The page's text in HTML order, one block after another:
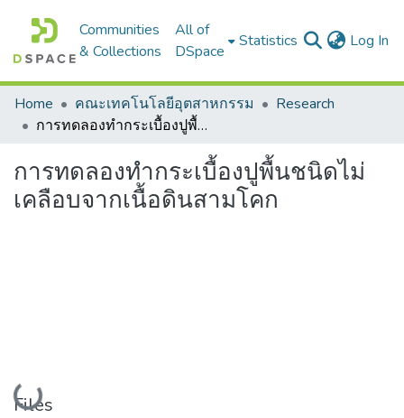
Communities
& Collections
All of
DSpace
Statistics Log In
Home คณะเทคโนโลยีอุตสาหกรรม
Research
การทดลองทำกระเบื้องปูพื้นชนิดไม่เคลือบจากเนื้อดินสามโคก
การทดลองทำกระเบื้องปูพื้นชนิดไม่
เคลือบจากเนื้อดินสามโคก
Loading...
Files